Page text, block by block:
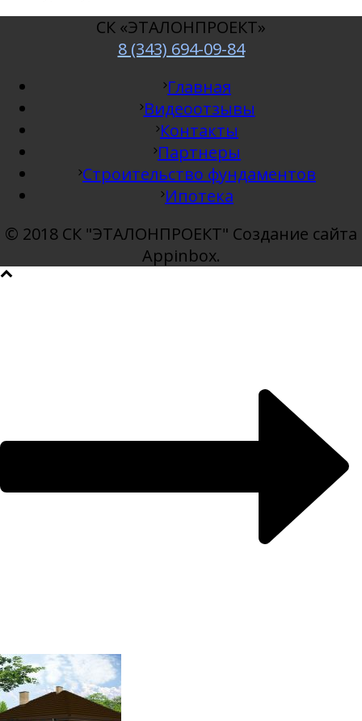
СК «ЭТАЛОНПРОЕКТ»
8 (343) 694-09-84
Главная
Видеоотзывы
Контакты
Партнеры
Строительство фундаментов
Ипотека
© 2018 СК "ЭТАЛОНПРОЕКТ" Создание сайта
Appinbox.